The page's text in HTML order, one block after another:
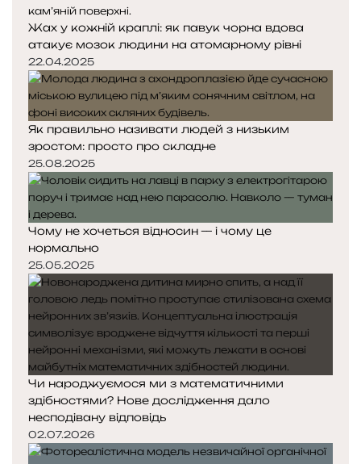
Жах у кожній краплі: як павук чорна вдова
атакує мозок людини на атомарному рівні
22.04.2025
Як правильно називати людей з низьким
зростом: просто про складне
25.08.2025
Чому не хочеться відносин — і чому це
нормально
25.05.2025
Чи народжуємося ми з математичними
здібностями? Нове дослідження дало
несподівану відповідь
02.07.2026